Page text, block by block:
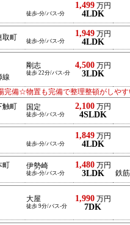
徒歩-分/バス-分
1,499万円
4LDK
取町 徒歩-分/バス-分
1,949万円
4LDK
線
剛志
徒歩 22分/バス-分
4,500万円
3LDK
完備☆物置も完備で整理整頓がしや
触町
国定
徒歩-分/バス-分
2,100万円
4SLDK
徒歩-分/バス-分
1,849万円
4LDK
町
伊勢崎
徒歩-分/バス-分
1,480万円
3LDK 鉄
大屋
徒歩 9分/バス-分
1,990万円
7DK